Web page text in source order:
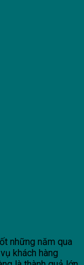
những năm qua
khách hàng